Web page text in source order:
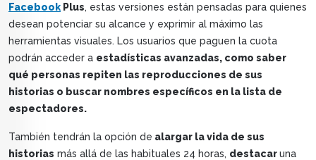
Facebook Plus, estas versiones están pensadas para quienes
desean potenciar su alcance y exprimir al máximo las
herramientas visuales. Los usuarios que paguen la cuota
podrán acceder a estadísticas avanzadas, como saber
qué personas repiten las reproducciones de sus
historias o buscar nombres específicos en la lista de
espectadores.
También tendrán la opción de alargar la vida de sus
historias más allá de las habituales 24 horas, destacaruna